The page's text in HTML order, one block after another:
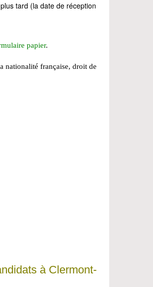
tard (la date de réception
papier.
nationalité française, droit de
à Clermont-